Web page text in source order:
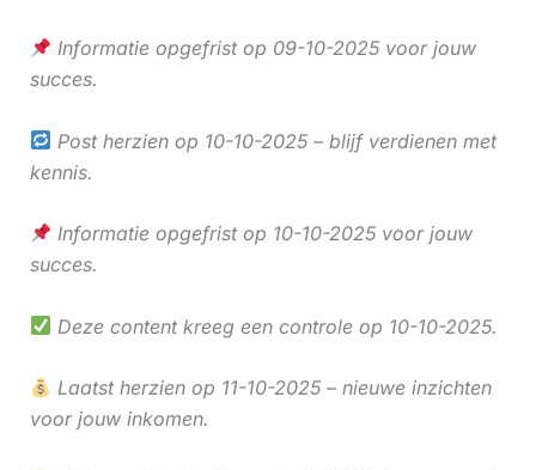
Informatie opgefrist op 09-10-2025 voor jouw
succes.
Post herzien op 10-10-2025 – blijf verdienen met
kennis.
Informatie opgefrist op 10-10-2025 voor jouw
succes.
Deze content kreeg een controle op 10-10-2025.
Laatst herzien op 11-10-2025 – nieuwe inzichten
voor jouw inkomen.